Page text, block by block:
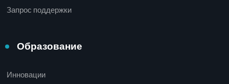
Запрос поддержки
Образование
Инновации